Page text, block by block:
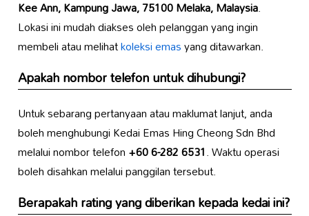
Kee Ann, Kampung Jawa, 75100 Melaka, Malaysia.
Lokasi ini mudah diakses oleh pelanggan yang ingin
membeli atau melihatkoleksi emasyang ditawarkan.
Apakah nombor telefon untuk dihubungi?
Untuk sebarang pertanyaan atau maklumat lanjut, anda
boleh menghubungi Kedai Emas Hing Cheong Sdn Bhd
melalui nombor telefon+60 6-282 6531. Waktu operasi
boleh disahkan melalui panggilan tersebut.
Berapakah rating yang diberikan kepada kedai ini?